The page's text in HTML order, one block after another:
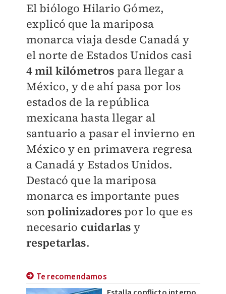
El biólogo Hilario Gómez,
explicó que la mariposa
monarca viaja desde Canadá y
el norte de Estados Unidos casi
4 mil kilómetros para llegar a
México, y de ahí pasa por los
estados de la república
mexicana hasta llegar al
santuario a pasar el invierno en
México y en primavera regresa
a Canadá y Estados Unidos.
Destacó que la mariposa
monarca es importante pues
sonpolinizadores por lo que es
necesario cuidarlas y
respetarlas.
Te recomendamos